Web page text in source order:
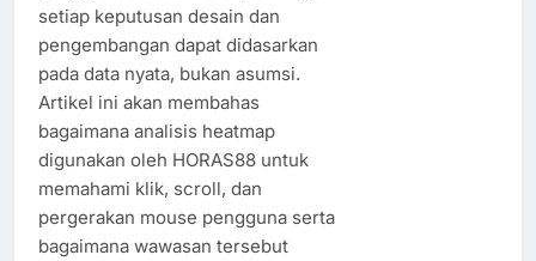
setiap keputusan desain dan
pengembangan dapat didasarkan
pada data nyata, bukan asumsi.
Artikel ini akan membahas
bagaimana analisis heatmap
digunakan oleh HORAS88 untuk
memahami klik, scroll, dan
pergerakan mouse pengguna serta
bagaimana wawasan tersebut